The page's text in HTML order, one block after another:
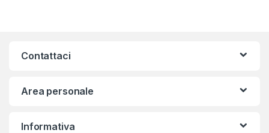
Contattaci
Area personale
Informativa